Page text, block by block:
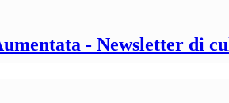
- Newsletter di